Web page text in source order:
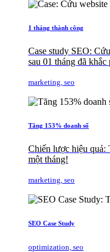
1 tháng thành công
Case study SEO:
sau 01 tháng đã
marketing, seo
Tăng 153% doanh số
Chiến lược hiệu quả:
một tháng!
marketing, seo
SEO Case Study
optimization, seo